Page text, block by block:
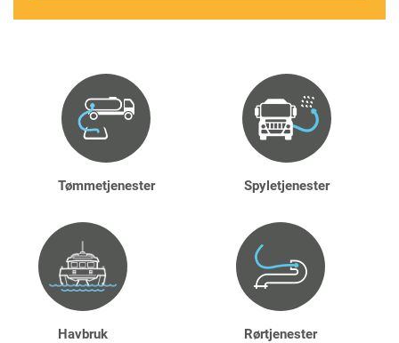
Tømmetjenester Spyletjenester
Havbruk Rørtjenester